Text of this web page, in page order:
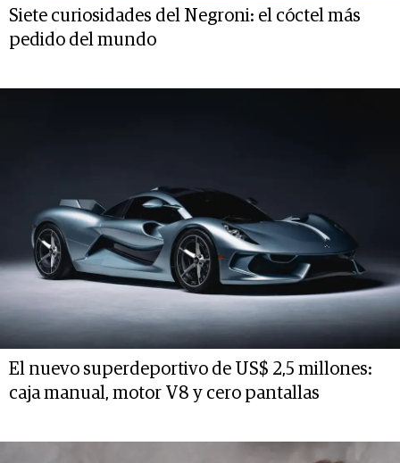
Siete curiosidades del Negroni: el cóctel más
pedido del mundo
El nuevo superdeportivo de US$ 2,5 millones:
caja manual, motor V8 y cero pantallas